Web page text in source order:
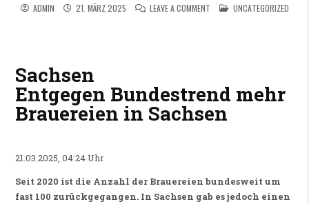
ADMIN 21. MÄRZ 2025 LEAVE A COMMENTON SACHSEN: ENTGEGEN
POSTED IN
UNCATEGORIZED
Sachsen
Entgegen Bundestrend mehr
Brauereien in Sachsen
21.03.2025, 04:24 Uhr
Seit 2020 ist die Anzahl der Brauereien bundesweit um
fast 100 zurückgegangen. In Sachsen gab es jedoch einen